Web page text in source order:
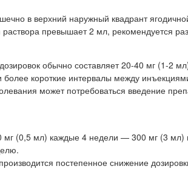
в верхний наружный квадрант
превышает 2 мл, рекомендуется
обычно составляет 20-40 мг (1-2
короткие интервалы между
может потребоваться введение
мг (0,5 мл) каждые 4 недели — 300 мг (3
постепенное снижение